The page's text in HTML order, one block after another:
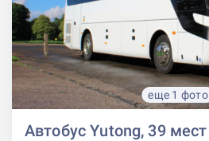
еще 1 фото
Автобус Yutong, 39 мест